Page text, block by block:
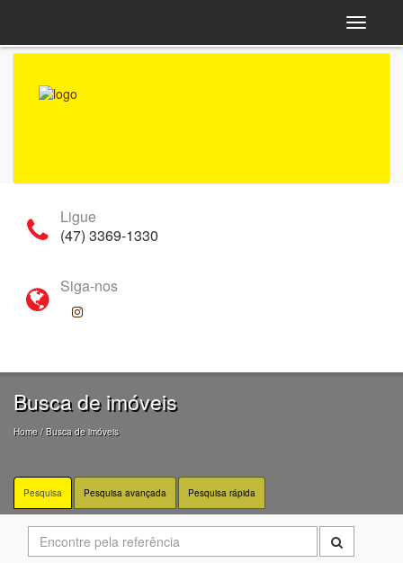
Ligue
(47) 3369-1330
Siga-nos
Busca de imóveis
Home / Busca de imóveis
Pesquisa Pesquisa avançada Pesquisa rápida